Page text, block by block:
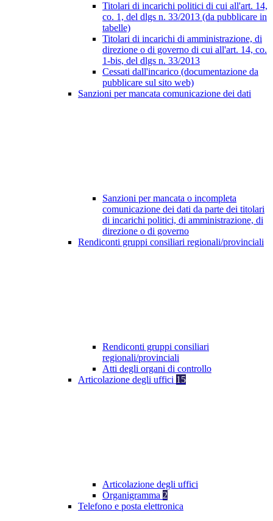
Titolari di incarichi politici di cui all'art. 14,
co. 1, del dlgs n. 33/2013 (da pubblicare in
tabelle)
Titolari di incarichi di amministrazione, di
direzione o di governo di cui all'art. 14, co.
1-bis, del dlgs n. 33/2013
Cessati dall'incarico (documentazione da
pubblicare sul sito web)
Sanzioni per mancata comunicazione dei dati
Sanzioni per mancata o incompleta
comunicazione dei dati da parte dei titolari
di incarichi politici, di amministrazione, di
direzione o di governo
Rendiconti gruppi consiliari regionali/provinciali
Rendiconti gruppi consiliari
regionali/provinciali
Atti degli organi di controllo
Articolazione degli uffici 15
Articolazione degli uffici
Organigramma 2
Telefono e posta elettronica